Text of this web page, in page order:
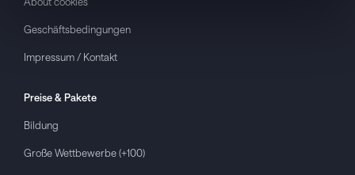
Geschäftsbedingungen
Impressum / Kontakt
Preise & Pakete
Bildung
Große Wettbewerbe (+100)